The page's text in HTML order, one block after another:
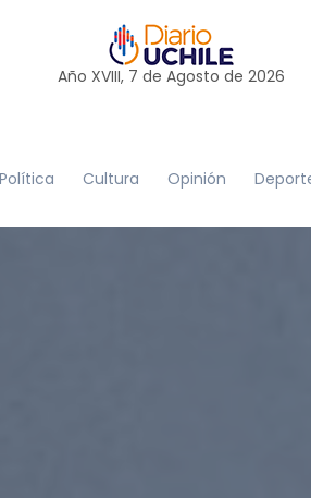
Año XVIII, 7 de Agosto de 2026
Política Cultura Opinión